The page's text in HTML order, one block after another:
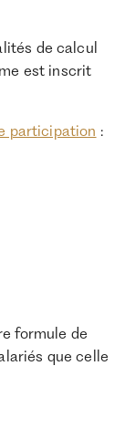
de calcul
est inscrit
participation :
formule de
que celle